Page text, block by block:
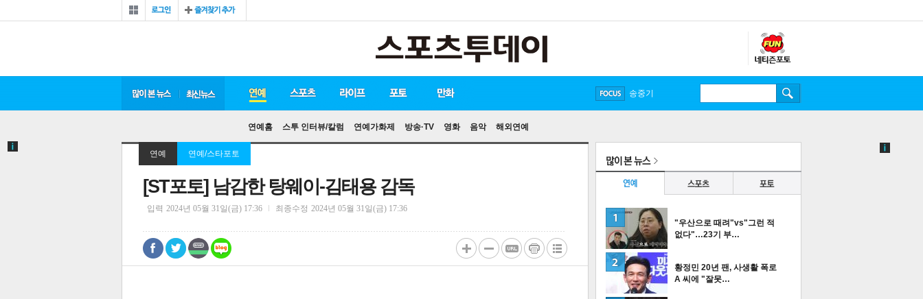
연예홈 스투 인터뷰/칼럼 연예가화제 방송·TV 영화 음악 해외연예
송중기
연예 연예/스타포토
[ST포토] 남감한 탕웨이-김태용 감독
입력 2024년 05월 31일(금) 17:36 최종수정 2024년 05월 31일(금) 17:36
0
"우산으로 때려"vs"그런 적
없다"…23기 부…
황정민 20년 팬, 사생활 폭로
A 씨에 "잘못…